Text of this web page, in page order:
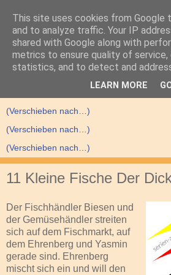
11 Kleine Fische Der
Der Fischhändler Biesen und
der Gemüsehändler streiten
sich auf dem Fischmarkt, auf
dem Ehrenberg und Yasmin
gerade sind. Ehrenberg
mischt sich ein und will den
This site uses cookies from Google
and to analyze traffic. Your IP
shared with Google along with
metrics to ensure quality of service,
statistics, and to detect and
LEARN MORE